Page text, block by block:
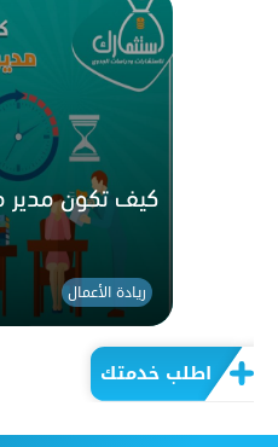
اطلب خدمتك
كيف تكون مدير
ريادة الأعمال